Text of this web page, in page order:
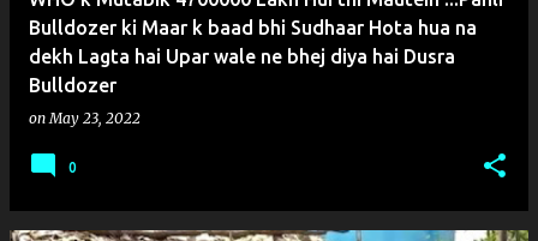
Bulldozer ki Maar k baad bhi Sudhaar Hota hua na
dekh Lagta hai Upar wale ne bhej diya hai Dusra
Bulldozer
onMay 23, 2022
0